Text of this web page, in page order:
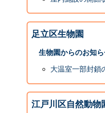
足立区生物園
生物園からのお知
大温室一部封鎖
江戸川区自然動物